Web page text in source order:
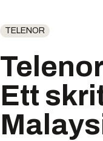
TELENOR
Ett